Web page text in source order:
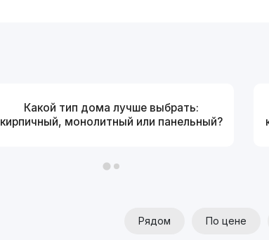
Какой тип дома лучше выбрать:
кирпичный, монолитный или панельный?
Рядом По цене